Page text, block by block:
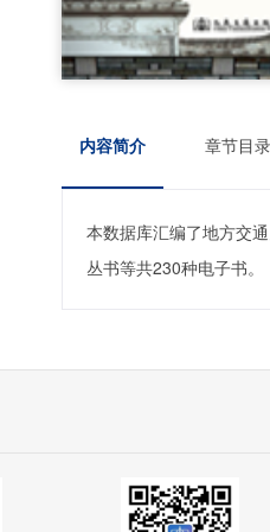
内容简介 章节目录
本数据库汇编了地方交
丛书等共230种电子书。